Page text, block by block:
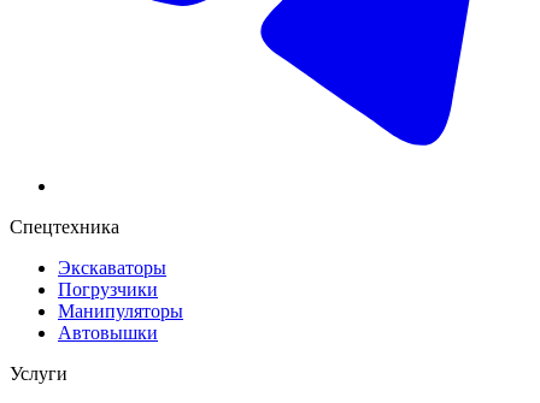
Спецтехника
Экскаваторы
Погрузчики
Манипуляторы
Автовышки
Услуги